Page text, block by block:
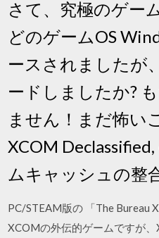
さて、究極のゲー
どのゲームOS
ースされましたが
ードしましたか?
ません！まだ怖い
XCOM
ムキャッシュの整
PC/STEAM版の 「The Bureau
XCOMの外伝的ゲームですが